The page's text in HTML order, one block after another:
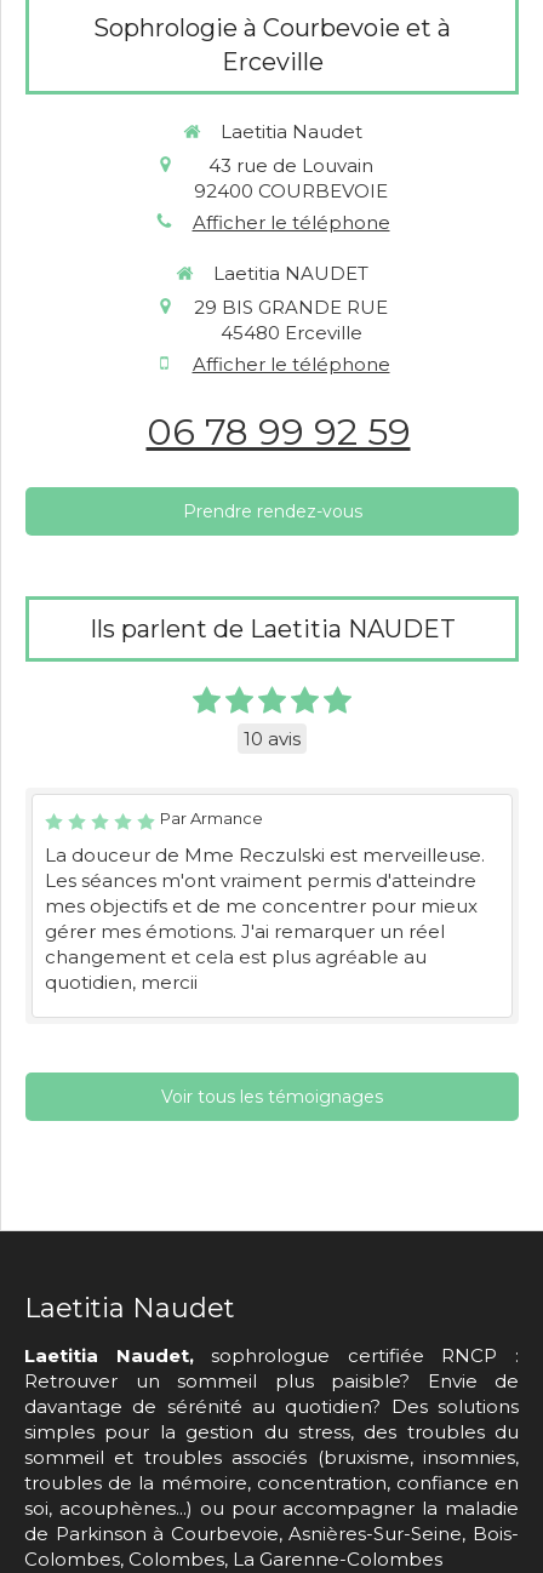
Sophrologie à Courbevoie et à
Erceville
Laetitia Naudet
43 rue de Louvain
92400 COURBEVOIE
Afficher le téléphone
Laetitia NAUDET
29 BIS GRANDE RUE
45480 Erceville
Afficher le téléphone
06 78 99 92 59
Prendre rendez-vous
Ils parlent de Laetitia NAUDET
10 avis
Par Armance
La douceur de Mme Reczulski est merveilleuse.
Les séances m'ont vraiment permis d'atteindre
mes objectifs et de me concentrer pour mieux
gérer mes émotions. J'ai remarquer un réel
changement et cela est plus agréable au
quotidien, mercii
Voir tous les témoignages
Laetitia Naudet
Laetitia Naudet,sophrologue certifiée RNCP :
Retrouver un sommeil plus paisible? Envie de
davantage de sérénité au quotidien? Des solutions
simples pour la gestion du stress, des troubles du
sommeil et troubles associés (bruxisme, insomnies,
troubles de la mémoire, concentration, confiance en
soi, acouphènes...) ou pour accompagner la maladie
de Parkinson à Courbevoie, Asnières-Sur-Seine, Bois-
Colombes, Colombes, La Garenne-Colombes